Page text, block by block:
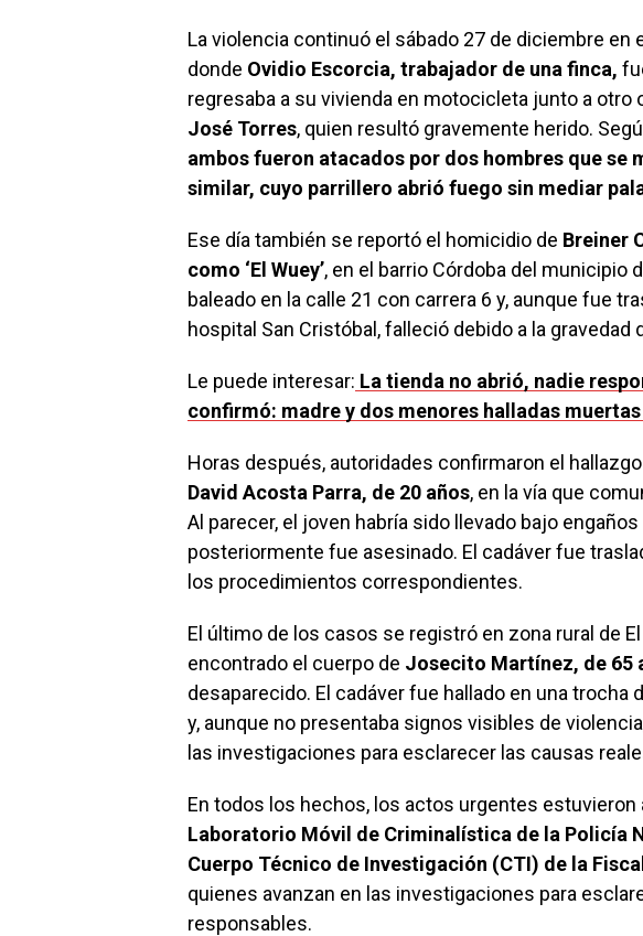
La violencia continuó el sábado 27 de diciembre
donde Ovidio Escorcia, trabajador de una finca,
regresaba a su vivienda en motocicleta junto a
José Torres, quien resultó gravemente herido.
ambos fueron atacados por dos hombres que se
similar, cuyo parrillero abrió fuego sin mediar
Ese día también se reportó el homicidio de Breiner
como ‘El Wuey’, en el barrio Córdoba del municipio
baleado en la calle 21 con carrera 6 y, aunque fue
hospital San Cristóbal, falleció debido a la gravedad
Le puede interesar: La tienda no abrió, nadie
confirmó: madre y dos menores halladas
Horas después, autoridades confirmaron el
David Acosta Parra, de 20 años, en la vía que
Al parecer, el joven habría sido llevado bajo
posteriormente fue asesinado. El cadáver fue
los procedimientos correspondientes.
El último de los casos se registró en zona rural de
encontrado el cuerpo de Josecito Martínez, de 65
desaparecido. El cadáver fue hallado en una trocha
y, aunque no presentaba signos visibles de
las investigaciones para esclarecer las causas
En todos los hechos, los actos urgentes estuvieron
Laboratorio Móvil de Criminalística de la Policía
Cuerpo Técnico de Investigación (CTI) de la
quienes avanzan en las investigaciones para
responsables.